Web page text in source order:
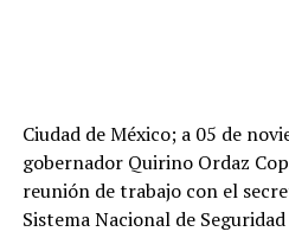
Ciudad de México; a 05 de
gobernador Quirino Ordaz
reunión de trabajo con el
Sistema Nacional de